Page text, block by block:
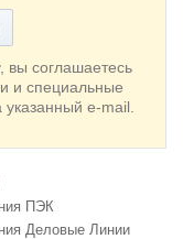
вы соглашаетесь
и специальные
e-mail.
ПЭК
Деловые Линии